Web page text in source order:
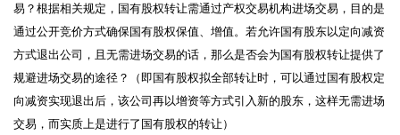
易？根据相关规定，国有股权转让需通过产权交易机构进场交易，目的是
通过公开竞价方式确保国有股权保值、增值。若允许国有股东以定向减资
方式退出公司，且无需进场交易的话，那么是否会为国有股权转让提供了
规避进场交易的途径？（即国有股权拟全部转让时，可以通过国有股权定
向减资实现退出后，该公司再以增资等方式引入新的股东，这样无需进场
交易，而实质上是进行了国有股权的转让）